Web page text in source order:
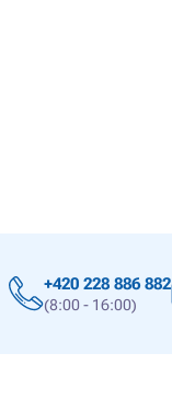
+420 228 886 882
(8:00 - 16:00)